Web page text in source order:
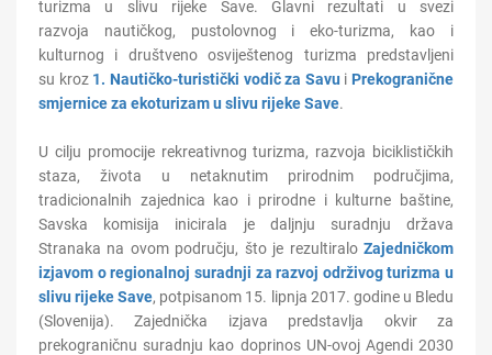
turizma u slivu rijeke Save. Glavni rezultati u svezi
razvoja nautičkog, pustolovnog i eko-turizma, kao i
kulturnog i društveno osviještenog turizma predstavljeni
su kroz 1. Nautičko-turistički vodič za Savu i Prekogranične
smjernice za ekoturizam u slivu rijeke Save.
U cilju promocije rekreativnog turizma, razvoja biciklističkih
staza, života u netaknutim prirodnim područjima,
tradicionalnih zajednica kao i prirodne i kulturne baštine,
Savska komisija inicirala je daljnju suradnju država
Stranaka na ovom području, što je rezultiralo Zajedničkom
izjavom o regionalnoj suradnji za razvoj održivog turizma u
slivu rijeke Save, potpisanom 15. lipnja 2017. godine u Bledu
(Slovenija). Zajednička izjava predstavlja okvir za
prekograničnu suradnju kao doprinos UN-ovoj Agendi 2030